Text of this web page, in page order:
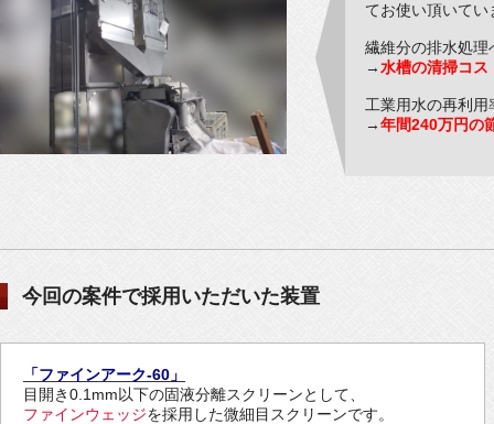
てお使い頂いてい
繊維分の排水処理
→水槽の清掃コス
工業用水の再利
→年間240万円の
今回の案件で採用いただいた装置
「ファインアーク-60」
目開き0.1mm以下の固液分離スクリーンとして、
ファインウェッジを採用した微細目スクリーンです。